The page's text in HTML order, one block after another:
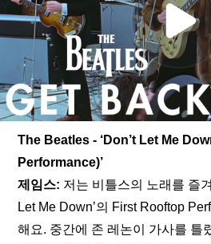
The Beatles - ‘Don’t Let Me
Performance)’
제임스: 저는 비틀스의 노래를 즐
Let Me Down’의 First Rooftop
해요. 중간에 존 레논이 가사를 틀